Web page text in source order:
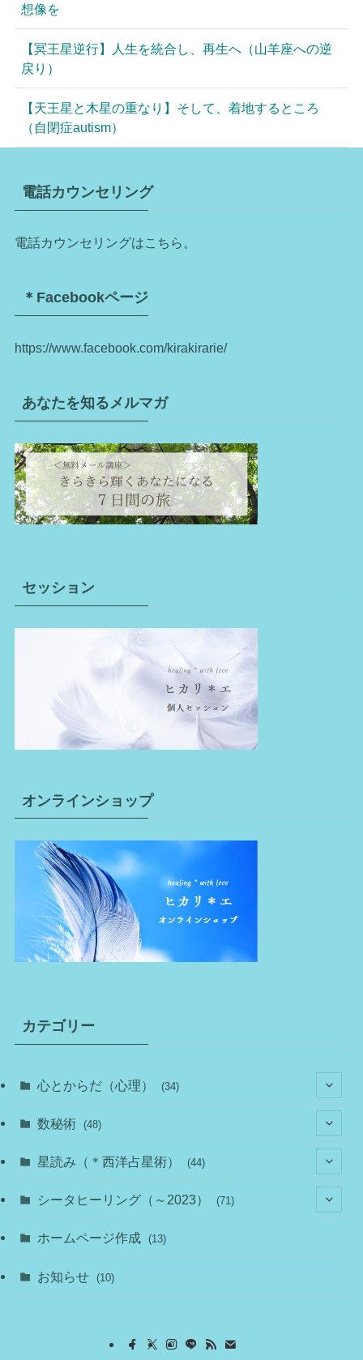
想像を
【冥王星逆行】人生を統合し、再生へ（山羊座への逆
戻り）
【天王星と木星の重なり】そして、着地するところ
（自閉症autism）
電話カウンセリング
電話カウンセリングはこちら。
＊Facebookページ
https://www.facebook.com/kirakirarie/
あなたを知るメルマガ
セッション
オンラインショップ
カテゴリー
心とからだ（心理） (34)
(1)
(22)
(7)
(4)
(7)
数秘術 (48)
(11)
(10)
(15)
星読み（＊西洋占星術） (44)
(11)
(8)
シータヒーリング（～2023） (71)
(14)
(24)
ホームページ作成 (13)
お知らせ (10)